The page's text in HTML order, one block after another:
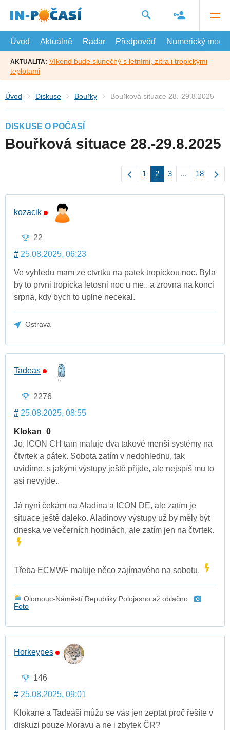
hlavní
Úvod
Aktuálně Radar Předpověď Numerický model
AKTUALITA: Víkend bude slunečný s letními, zítra i tropickými
teplotami
Úvod Diskuse Bouřky Bouřková situace 28.-29.8.2025
DISKUSE O POČASÍ
Bouřková situace 28.-29.8.2025
1 2 3 ... 18
kozacik
22
# 25.08.2025, 06:23
Ve vyhledu mam ze ctvrtku na patek tropickou noc. Byla
by to prvni tropicka letosni noc u me.. a zrovna na konci
srpna, kdy bych to uplne necekal.
Ostrava
Tadeas
2276
# 25.08.2025, 08:55
Klokan_0
Jo, ICON CH tam maluje dva takové menší systémy na
čtvrtek a pátek. Sobota zatím v nedohlednu, tak
uvidíme, s jakými výstupy ještě přijde, ale nejspíš mu to
asi nevyjde..
Já nyní čekám na Aladina a ICON DE, ale zatím je
situace ještě daleko. Aladinovy výstupy už by měly být
dneska ve večerních hodinách, ale zatím jen na čtvrtek.
Třeba ECMWF maluje něco zajímavého na sobotu.
Olomouc-Náměstí Republiky Polojasno až oblačno
Foto
Horkeypes
146
# 25.08.2025, 09:01
Klokane a Tadeáši můžu se vás jen zeptat proč řešíte v
diskuzi pouze Moravu a ne i zbytek ČR?